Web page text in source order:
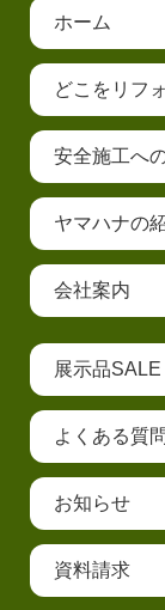
ホーム
どこをリフ
安全施工へ
ヤマハナの
会社案内
展示品SALE
よくある質問
お知らせ
資料請求